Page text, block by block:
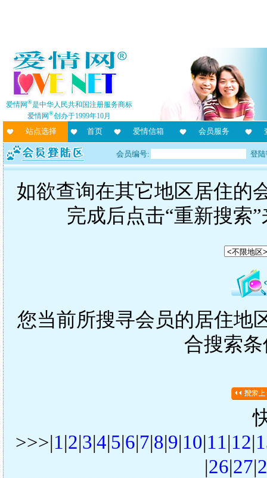
爱情网®是中华人民共和国注册服务商标
爱情网®创办于1999年10月
站点选择 首页 爱情信箱 会员服务
会员编号: 登
如欲查询在其它地区居住的
完成后点击“重新搜索
您当前所搜寻会员的居住地
合搜索
>>>|1|2|3|4|5|6|7|8|9|10|11|12|
|26|27|